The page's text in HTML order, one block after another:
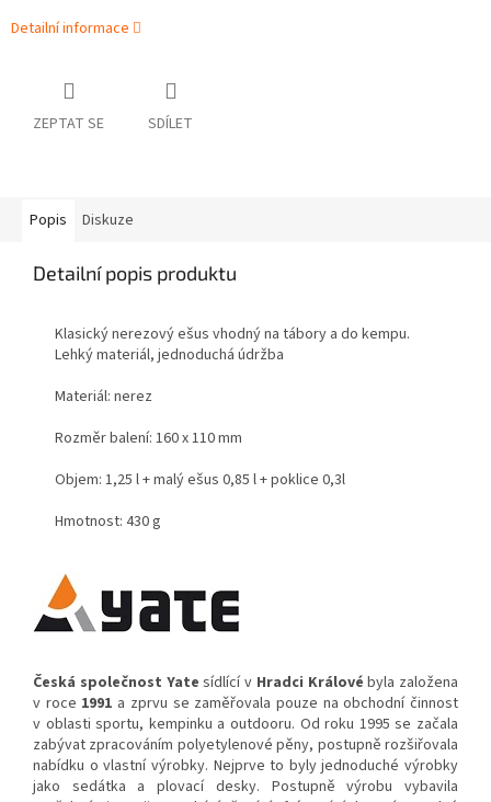
Detailní informace
ZEPTAT SE SDÍLET
Popis Diskuze
Detailní popis produktu
Klasický nerezový ešus vhodný na tábory a do kempu.
Lehký materiál, jednoduchá údržba
Materiál: nerez
Rozměr balení: 160 x 110 mm
Objem: 1,25 l + malý ešus 0,85 l + poklice 0,3l
Hmotnost: 430 g
Česká společnost Yate sídlící v Hradci Králové byla založena
v roce 1991 a zprvu se zaměřovala pouze na obchodní činnost
v oblasti sportu, kempinku a outdooru. Od roku 1995 se začala
zabývat zpracováním polyetylenové pěny, postupně rozšiřovala
nabídku o vlastní výrobky. Nejprve to byly jednoduché výrobky
jako sedátka a plovací desky. Postupně výrobu vybavila